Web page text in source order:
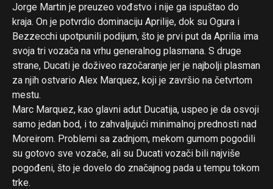
Jorge Martin je preuzeo vođstvo i nije ga ispuštao do
kraja. On je potvrdio dominaciju Aprilije, dok su Ogura i
Bezzecchi upotpunili podijum, što je prvi put da Aprilia ima
svoja tri vozača na vrhu generalnog plasmana. S druge
strane, Ducati je doživeo razočaranje jer je najbolji plasman
za njih ostvario Alex Marquez, koji je završio na četvrtom
mestu.
Marc Marquez, kao glavni adut Ducatija, uspeo je da osvoji
samo jedan bod, i to zahvaljujući minimalnoj prednosti nad
Moreirom. Problemi sa zadnjom, mekom gumom pogodili
su gotovo sve vozače, ali su Ducati vozači bili najviše
pogođeni, što je dovelo do značajnog pada u tempu tokom
trke.